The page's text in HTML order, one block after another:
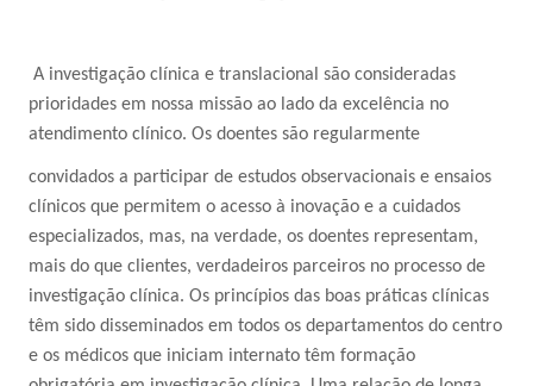
A investigação clínica e translacional são consideradas
prioridades em nossa missão ao lado da excelência no
atendimento clínico. Os doentes são regularmente
convidados a participar de estudos observacionais e ensaios
clínicos que permitem o acesso à inovação e a cuidados
especializados, mas, na verdade, os doentes representam,
mais do que clientes, verdadeiros parceiros no processo de
investigação clínica. Os princípios das boas práticas clínicas
têm sido disseminados em todos os departamentos do centro
e os médicos que iniciam internato têm formação